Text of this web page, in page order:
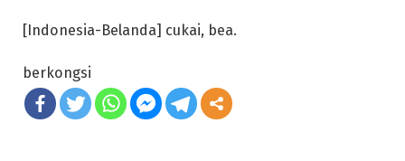
[Indonesia-Belanda] cukai, bea.
berkongsi